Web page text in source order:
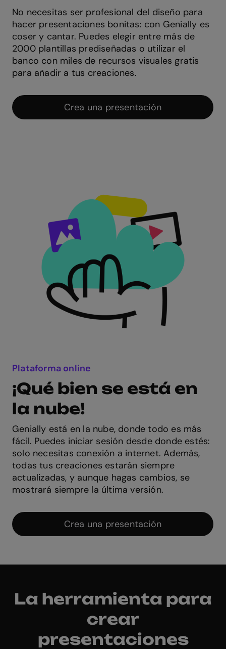
No necesitas ser profesional del diseño para
hacer presentaciones bonitas: con Genially es
coser y cantar. Puedes elegir entre más de
2000 plantillas prediseñadas o utilizar el
banco con miles de recursos visuales gratis
para añadir a tus creaciones.
Crea una presentación
Plataforma online
¡Qué bien se está en
la nube!
Genially está en la nube, donde todo es más
fácil. Puedes iniciar sesión desde donde estés:
solo necesitas conexión a internet. Además,
todas tus creaciones estarán siempre
actualizadas, y aunque hagas cambios, se
mostrará siempre la última versión.
Crea una presentación
La herramienta para
crear
presentaciones